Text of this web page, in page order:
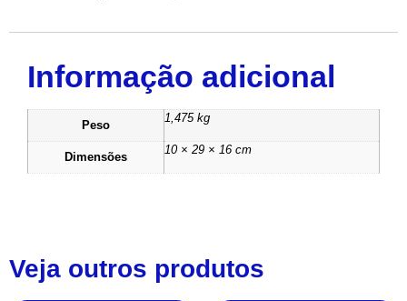
Informação adicional
Peso
1,475 kg
Dimensões
10 × 29 × 16 cm
Veja outros produtos